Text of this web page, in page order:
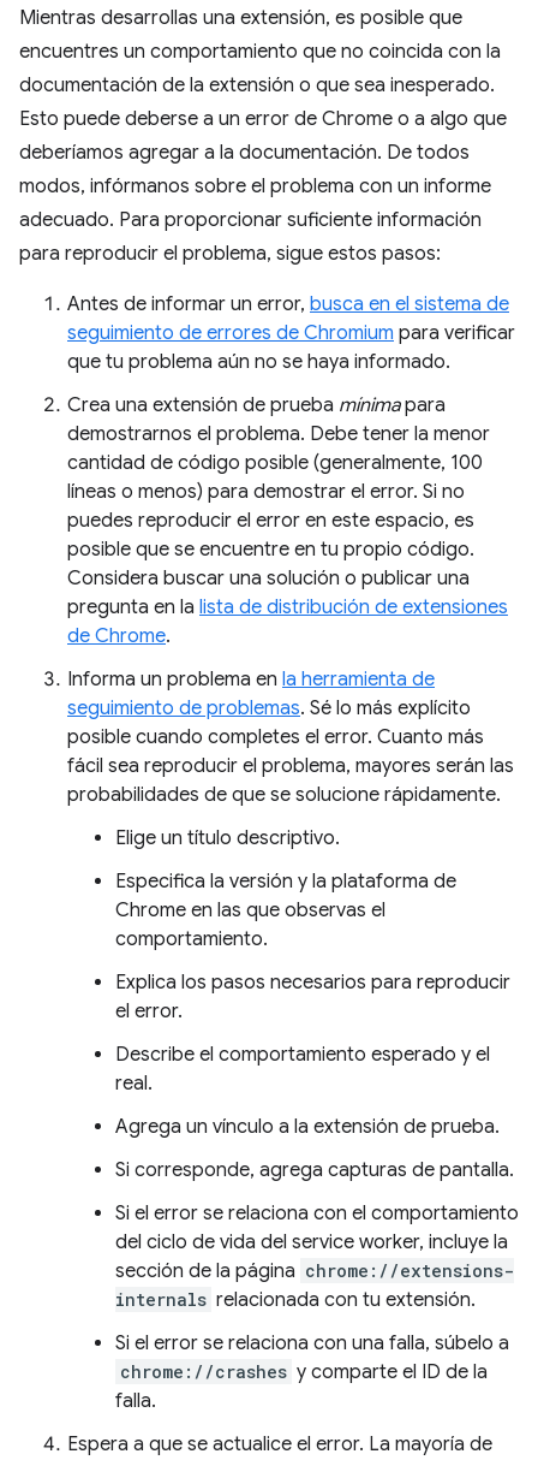
Mientras desarrollas una extensión, es posible que
encuentres un comportamiento que no coincida con la
documentación de la extensión o que sea inesperado.
Esto puede deberse a un error de Chrome o a algo que
deberíamos agregar a la documentación. De todos
modos, infórmanos sobre el problema con un informe
adecuado. Para proporcionar suficiente información
para reproducir el problema, sigue estos pasos:
Antes de informar un error, busca en el sistema de
seguimiento de errores de Chromium para verificar
que tu problema aún no se haya informado.
Crea una extensión de prueba mínimapara
demostrarnos el problema. Debe tener la menor
cantidad de código posible (generalmente, 100
líneas o menos) para demostrar el error. Si no
puedes reproducir el error en este espacio, es
posible que se encuentre en tu propio código.
Considera buscar una solución o publicar una
pregunta en la lista de distribución de extensiones
de Chrome.
Informa un problema en la herramienta de
seguimiento de problemas. Sé lo más explícito
posible cuando completes el error. Cuanto más
fácil sea reproducir el problema, mayores serán las
probabilidades de que se solucione rápidamente.
Elige un título descriptivo.
Especifica la versión y la plataforma de
Chrome en las que observas el
comportamiento.
Explica los pasos necesarios para reproducir
el error.
Describe el comportamiento esperado y el
real.
Agrega un vínculo a la extensión de prueba.
Si corresponde, agrega capturas de pantalla.
Si el error se relaciona con el comportamiento
del ciclo de vida del service worker, incluye la
sección de la página chrome://extensions-
internals relacionada con tu extensión.
Si el error se relaciona con una falla, súbelo a
chrome://crashes y comparte el ID de la
falla.
Espera a que se actualice el error. La mayoría de